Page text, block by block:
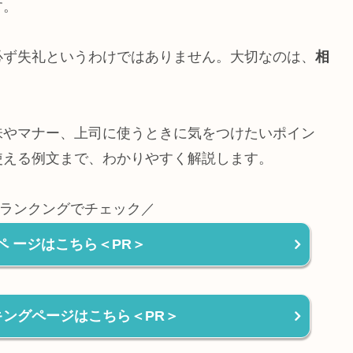
失礼というわけではありません。大切なのは、 相
マナー、上司に使うときに気をつけたいポイン
る例文まで、わかりやすく解説します。
ンクングでチェック／
ージはこちら＜PR＞
グページはこちら＜PR＞